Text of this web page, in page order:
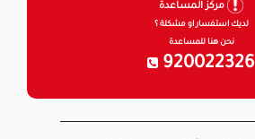
مركز المساعدة
لديك استفسار او مشكلة ؟
نحن هنا للمساعدة
920022326